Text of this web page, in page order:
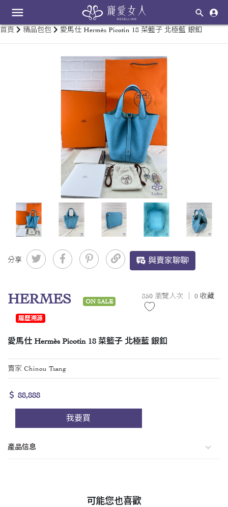
menu
首頁 精品包包 愛馬仕 Hermès Picotin 18 菜籃子 北極藍 銀釦
分享 與賣家聊聊
HERMES ON SALE
履歷溯源
850 瀏覽人次 ｜ 0收藏
愛馬仕 Hermès Picotin 18 菜籃子 北極藍 銀釦
賣家 Chinou Tsang
＄ 88,888
我要買
產品信息
可能您也喜歡